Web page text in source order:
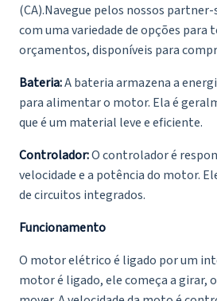
(CA).Navegue pelos nossos partner-
com uma variedade de opções para
orçamentos, disponíveis para
Bateria:A bateria armazena a
para alimentar o motor. Ela é
que é um material leve e eficiente.
Controlador:O controlador é
velocidade e a potência do motor.
de circuitos integrados.
Funcionamento
O motor elétrico é ligado por um
motor é ligado, ele começa a girar,